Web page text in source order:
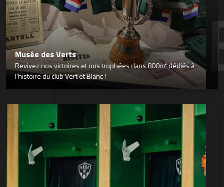
Musée des Verts
Revivez nos victoires et nos trophées dans 800m² dédiés à
l’histoire du club Vert et Blanc !